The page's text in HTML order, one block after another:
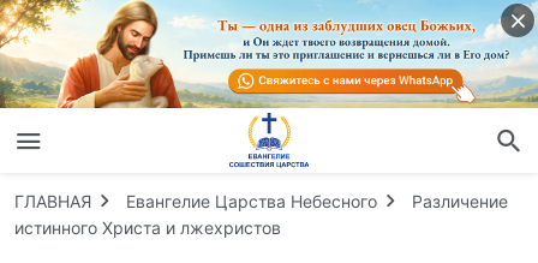
ГЛАВНАЯ Евангелие Царства Небесного
Различение
истинного Христа и лжехристов